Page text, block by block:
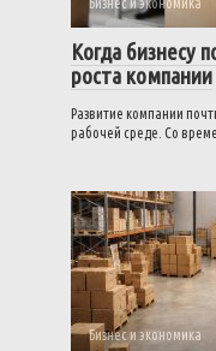
Когда бизнесу
роста компании
Развитие компании
рабочей среде. Со
Бизнес и экономика